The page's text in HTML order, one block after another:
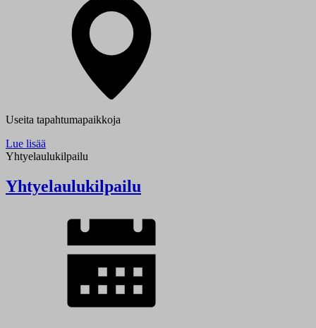
Useita tapahtumapaikkoja
Lue lisää
Yhtyelaulukilpailu
Yhtyelaulukilpailu